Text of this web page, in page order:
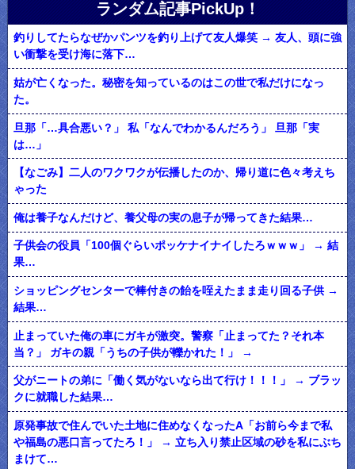
ランダム記事PickUp！
釣りしてたらなぜかパンツを釣り上げて友人爆笑 → 友人、頭に強
い衝撃を受け海に落下…
姑が亡くなった。秘密を知っているのはこの世で私だけになっ
た。
旦那「…具合悪い？」 私「なんでわかるんだろう」 旦那「実
は…」
【なごみ】二人のワクワクが伝播したのか、帰り道に色々考えち
ゃった
俺は養子なんだけど、養父母の実の息子が帰ってきた結果…
子供会の役員「100個ぐらいポッケナイナイしたろｗｗｗ」 → 結
果…
ショッピングセンターで棒付きの飴を咥えたまま走り回る子供 →
結果…
止まっていた俺の車にガキが激突。警察「止まってた？それ本
当？」 ガキの親「うちの子供が轢かれた！」 →
父がニートの弟に「働く気がないなら出て行け！！！」 → ブラッ
クに就職した結果…
原発事故で住んでいた土地に住めなくなったA「お前ら今まで私
や福島の悪口言ってたろ！」 → 立ち入り禁止区域の砂を私にぶち
まけて…